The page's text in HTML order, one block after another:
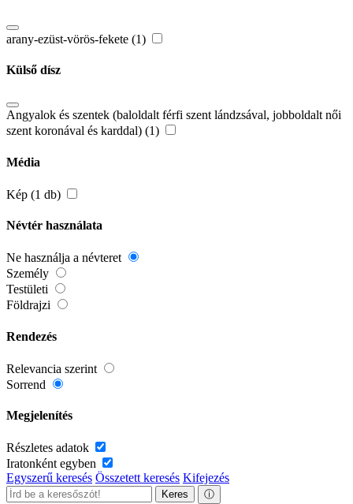
arany-ezüst-vörös-fekete (1)
Külső dísz
Angyalok és szentek (baloldalt férfi szent lándzsával, jobboldalt női
szent koronával és karddal) (1)
Média
Kép (1 db)
Névtér használata
Ne használja a névteret
Személy
Testületi
Földrajzi
Rendezés
Relevancia szerint
Sorrend
Megjelenítés
Részletes adatok
Iratonként egyben
Egyszerű keresés Összetett keresés Kifejezés
Keres ⓘ